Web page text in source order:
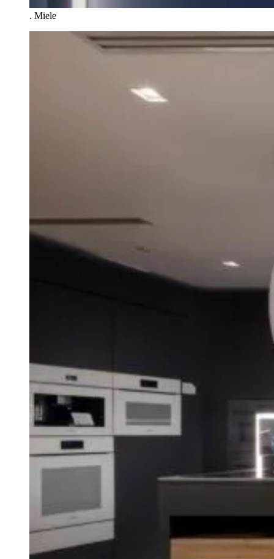
. Miele